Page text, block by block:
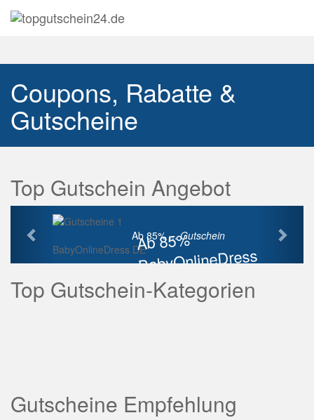
Coupons, Rabatte &
Gutscheine
Top Gutschein Angebot
Ab 85%
BabyOnlineDress
Rabatt
Ab 85% ...Gutschein
BabyOnlineDress DE
Vorherige
Top Gutschein-Kategorien
Gutscheine Empfehlung